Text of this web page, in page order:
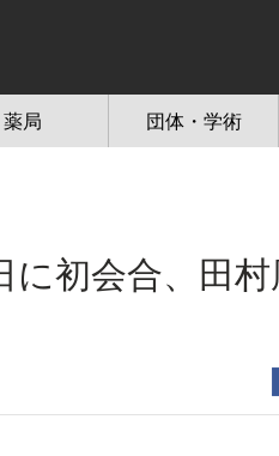
薬局 団体・学術
会合、田村